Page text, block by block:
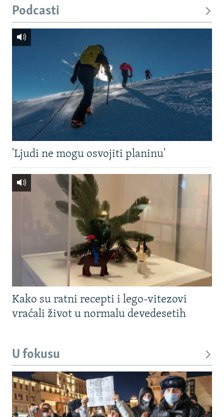
Podcasti
'Ljudi ne mogu osvojiti planinu'
Kako su ratni recepti i lego-vitezovi
vraćali život u normalu devedesetih
U fokusu